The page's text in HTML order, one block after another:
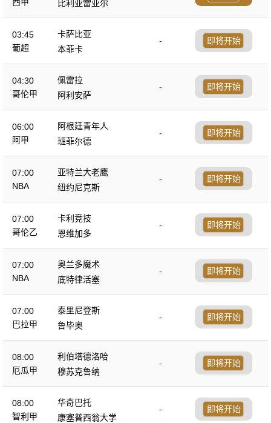
西甲 比利亚雷亚尔
03:45
葡超
卡萨比亚
-
本菲卡
即将开始
04:30
哥伦甲
佩雷拉
-
阿利安萨
即将开始
06:00
阿甲
阿根廷青年人
-
班菲尔德
即将开始
07:00
NBA
亚特兰大老鹰
-
纽约尼克斯
即将开始
07:00
哥伦乙
卡利竞技
-
恩维加多
即将开始
07:00
NBA
奥兰多魔术
-
底特律活塞
即将开始
07:00
巴拉甲
泰里尼登斯
-
鲁毕奥
即将开始
08:00
厄瓜甲
利伯塔德洛哈
-
穆苏克鲁纳
即将开始
08:00
智利甲
华奇巴托
-
康塞普西翁大学
即将开始